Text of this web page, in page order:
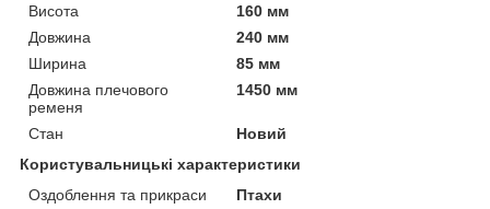
Висота
160 мм
Довжина
240 мм
Ширина
85 мм
Довжина плечового
ременя
1450 мм
Стан
Новий
Користувальницькі характеристики
Оздоблення та прикраси
Птахи